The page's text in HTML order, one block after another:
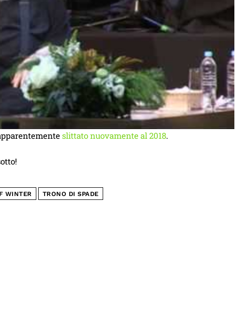
slittato nuovamente al 2018.
WINTER TRONO DI SPADE